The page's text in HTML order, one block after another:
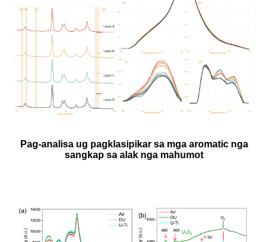
Pag-analisa ug pagklasipikar sa mga aromatic nga
sangkap sa alak nga mahumot